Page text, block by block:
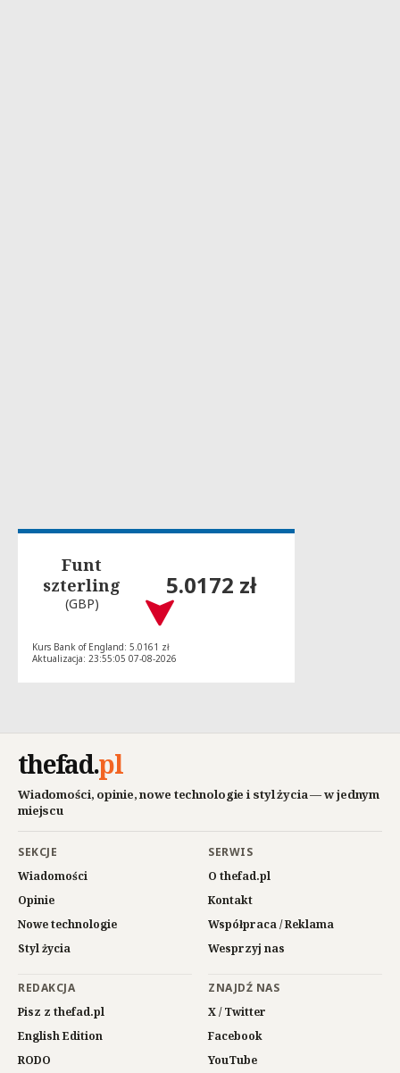
Funt
szterling
(GBP)
5.0172 zł
Kurs Bank of England: 5.0161 zł
Aktualizacja: 23:55:05 07-08-2026
thefad.pl
Wiadomości, opinie, nowe technologie i styl życia — w jednym
miejscu
SEKCJE
Wiadomości
Opinie
Nowe technologie
Styl życia
SERWIS
O thefad.pl
Kontakt
Współpraca / Reklama
Wesprzyj nas
REDAKCJA
Pisz z thefad.pl
English Edition
RODO
ZNAJDŹ NAS
X / Twitter
Facebook
YouTube